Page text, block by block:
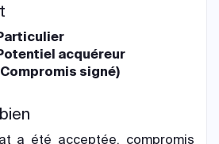
acquéreur
signé)
a été acceptée, compromis